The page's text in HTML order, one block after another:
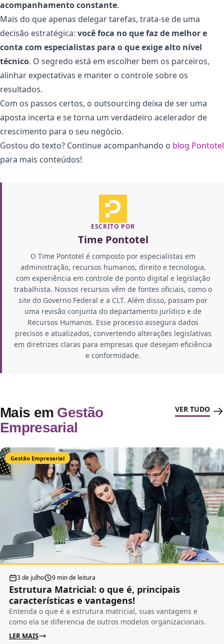
acompanhamento constante.
Mais do que apenas delegar tarefas, trata-se de uma
decisão estratégica: você foca no que faz de melhor e
conta com especialistas para o que exige alto nível
técnico. O segredo está em escolher bem os parceiros,
alinhar expectativas e manter o controle sobre os
resultados.
Com os passos certos, o outsourcing deixa de ser uma
aposta incerta e se torna um verdadeiro acelerador de
crescimento para o seu negócio.
Gostou do texto? Continue acompanhando o blog Pontotel
para mais conteúdos!
ESCRITO POR
Time Pontotel
O Time Pontotel é composto por especialistas em
administração, recursos humanos, direito e tecnologia,
com experiência em controle de ponto digital e legislação
trabalhista. Nossos recursos vêm de fontes oficiais, como o
site do Governo Federal e a CLT. Além disso, passam por
uma revisão conjunta do departamento jurídico e de
Recursos Humanos. Esse processo assegura dados
precisos e atualizados, convertendo alterações legislativas
em diretrizes claras para empresas que desejam eficiência
e conformidade.
Mais em Gestão
Empresarial
VER TUDO
Gestão Empresarial
3 de julho 9 min de leitura
Estrutura Matricial: o que é, principais
características e vantagens!
Entenda o que é a estrutura matricial, suas vantagens e
como ela se diferencia de outros modelos organizacionais.
LER MAIS